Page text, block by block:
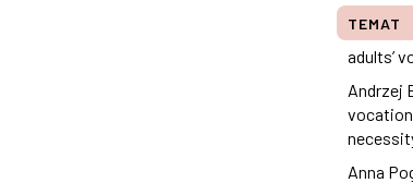
TEMAT
adults’
Andrzej
Anna